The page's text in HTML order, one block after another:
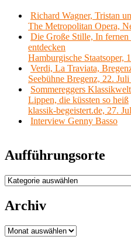
Richard Wagner, Tristan
The Metropolitan Opera,
Die Große Stille, In
entdecken
Hamburgische Staatsoper,
Verdi, La Traviata,
Seebühne Bregenz, 22.
Sommereggers
Lippen, die küssten so heiß
klassik-begeistert.de, 27.
Interview Genny Basso
Aufführungsorte
Aufführungsorte
Archiv
Archiv